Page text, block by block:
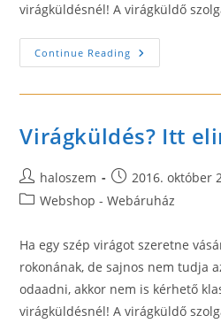
virágküldésnél! A virágküldő
Continue Reading Magyarországi
Virágküldés
Virágküldés? Itt
Post
author:
haloszem
Post
published:
2016. október
PostWebshop - Webáruház
Ha egy szép virágot szeretne
rokonának, de sajnos nem tudja
odaadni, akkor nem is kérhető
virágküldésnél! A virágküldő